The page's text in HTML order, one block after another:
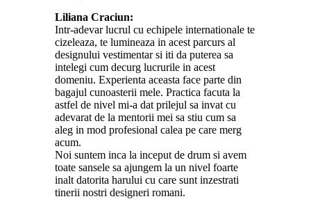
Liliana Craciun:
Intr-adevar lucrul cu echipele internationale te
cizeleaza, te lumineaza in acest parcurs al
designului vestimentar si iti da puterea sa
intelegi cum decurg lucrurile in acest
domeniu. Experienta aceasta face parte din
bagajul cunoasterii mele. Practica facuta la
astfel de nivel mi-a dat prilejul sa invat cu
adevarat de la mentorii mei sa stiu cum sa
aleg in mod profesional calea pe care merg
acum.
Noi suntem inca la inceput de drum si avem
toate sansele sa ajungem la un nivel foarte
inalt datorita harului cu care sunt inzestrati
tinerii nostri designeri romani.